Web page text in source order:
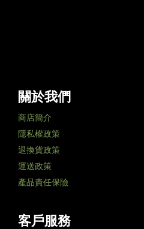
關於我們
商店簡介
隱私權政策
退換貨政策
運送政策
產品責任保險
客戶服務